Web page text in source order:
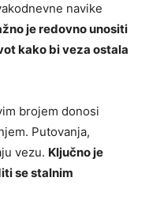
navike
je redovno unositi
kako bi veza ostala
brojem donosi
Putovanja,
vezu. Ključno je
se stalnim